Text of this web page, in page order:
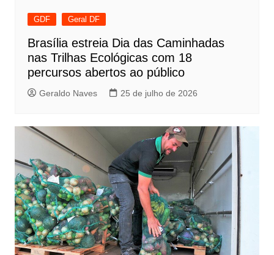
GDF Geral DF
Brasília estreia Dia das Caminhadas
nas Trilhas Ecológicas com 18
percursos abertos ao público
Geraldo Naves 25 de julho de 2026